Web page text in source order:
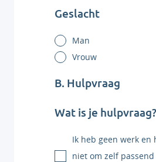
Geslacht
Man
Vrouw
B. Hulpvraag
Wat is je hulpvraag?
Ik heb geen werk en
niet om zelf